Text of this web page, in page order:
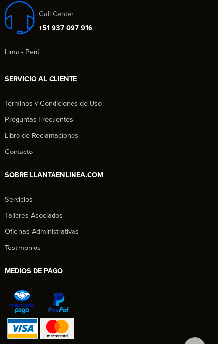
Call Center
+51 937 097 916
Lima - Perú
SERVICIO AL CLIENTE
Términos y Condiciones de Uso
Preguntas Frecuentes
Libro de Reclamaciones
Contacto
SOBRE LLANTAENLINEA.COM
Servicios
Talleres Asociados
Oficinas Administrativas
Testimonios
MEDIOS DE PAGO